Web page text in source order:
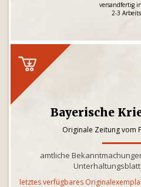
versandfertig
2-3
Bayerische
Originale Zeitung vom
amtliche
letztes verfügbares